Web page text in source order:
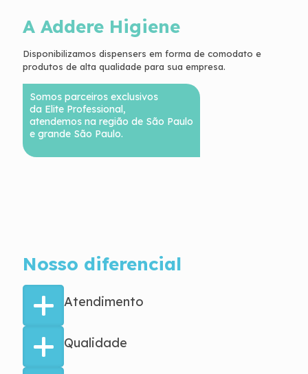
A Addere Higiene
Disponibilizamos dispensers em forma de comodato e
produtos de alta qualidade para sua empresa.
Somos parceiros exclusivos
da Elite Professional,
atendemos na região de São Paulo
e grande São Paulo.
Nosso diferencial
Atendimento
Qualidade